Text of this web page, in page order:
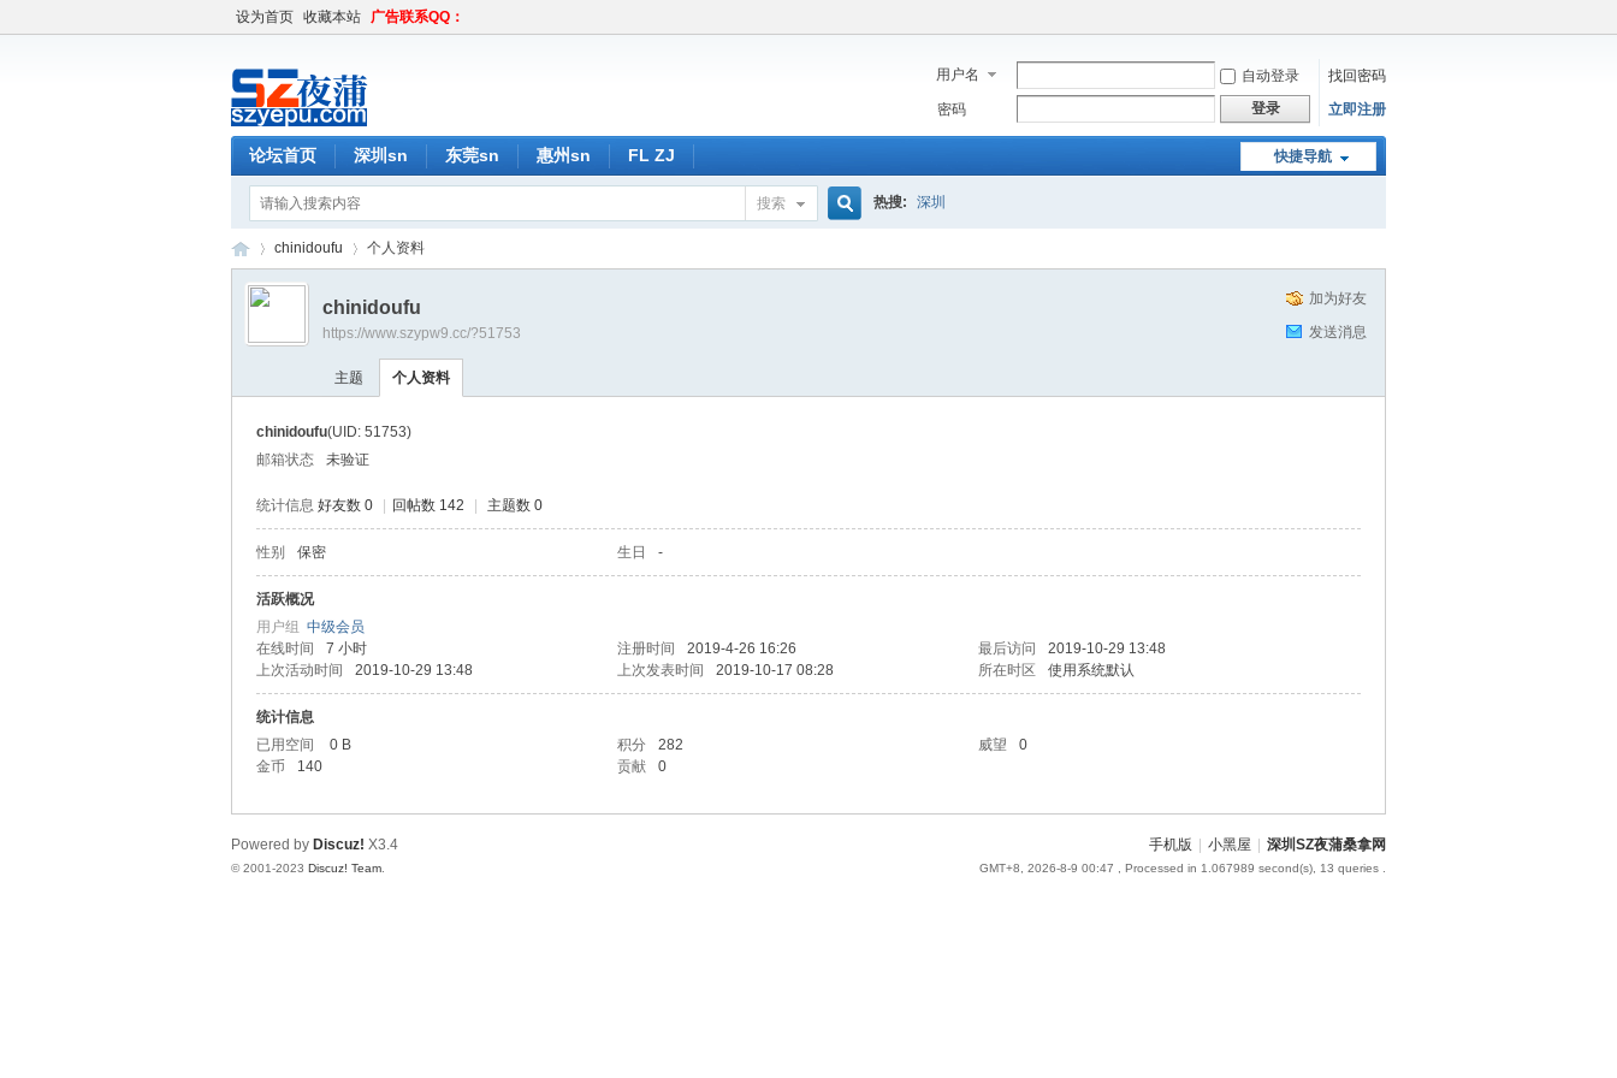
设为首页 收藏本站 广告联系QQ：
用户名 自动登录
找回密码
密码
登录 立即注册
快捷导航
论坛首页 深圳sn 东莞sn 惠州sn FL ZJ
搜索 热搜: 深圳
›
chinidoufu 个人资料
加为好友
发送消息
chinidoufu
https://www.szypw9.cc/?51753
主题 个人资料
chinidoufu(UID: 51753)
邮箱状态
未验证
统计信息 好友数 0 回帖数 142 主题数 0
性别 保密 生日 -
活跃概况
用户组 中级会员
在线时间
7 小时 注册时间 2019-4-26 16:26 最后访问
2019-10-29 13:48
上次活动时间
2019-10-29 13:48 上次发表时间 2019-10-17 08:28 所在时区 使用系统默认
统计信息
已用空间
0 B 积分 282 威望
0
金币
140 贡献 0
手机版 小黑屋 深圳SZ夜蒲桑拿网
GMT+8, 2026-8-9 00:47 , Processed in 1.067989 second(s), 13 queries .
Powered by Discuz! X3.4
© 2001-2023 Discuz! Team